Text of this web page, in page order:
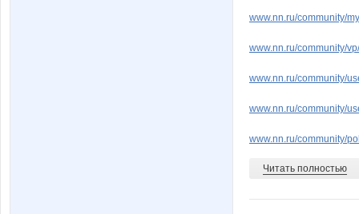
www.nn.ru/community/
www.nn.ru/community/
www.nn.ru/community/
www.nn.ru/community/
www.nn.ru/community/
Читать полностью